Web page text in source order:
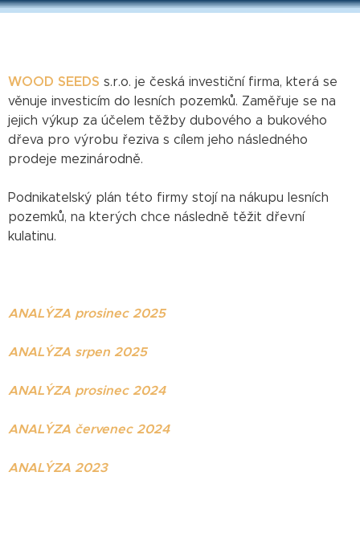
WOOD SEEDS s.r.o. je česká investiční firma, která se
věnuje investicím do lesních pozemků. Zaměřuje se na
jejich výkup za účelem těžby dubového a bukového
dřeva pro výrobu řeziva s cílem jeho následného
prodeje mezinárodně.
Podnikatelský plán této firmy stojí na nákupu lesních
pozemků, na kterých chce následně těžit dřevní
kulatinu.
ANALÝZA prosinec 2025
ANALÝZA srpen 2025
ANALÝZA prosinec 2024
ANALÝZA červenec 2024
ANALÝZA 2023